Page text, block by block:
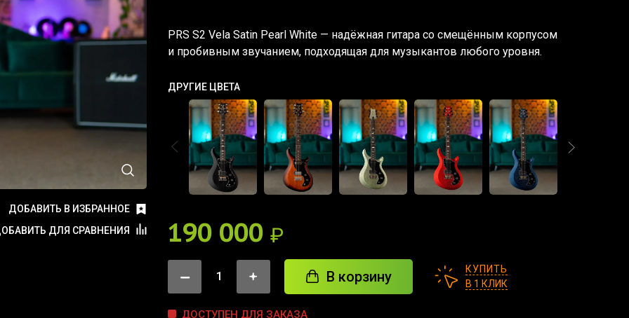
ДОБАВИТЬ В ИЗБРАННОЕ
ДЛЯ СРАВНЕНИЯ
PRS S2 Vela Satin Pearl White — надёжная гитара со смещённым корпусом
и пробивным звучанием, подходящая для музыкантов любого уровня.
ДРУГИЕ ЦВЕТА
190 000 ₽
В корзину
КУПИТЬ
В 1 КЛИК
ДОСТУПЕН ДЛЯ ЗАКАЗА